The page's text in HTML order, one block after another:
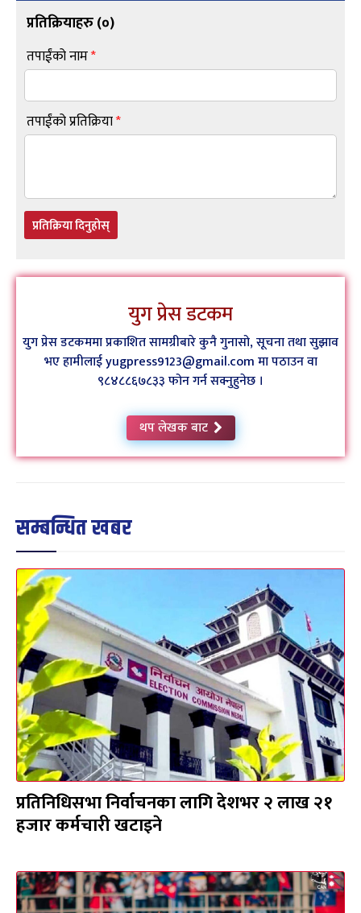
प्रतिक्रियाहरु (०)
तपाईंको नाम*
तपाईंको प्रतिक्रिया*
प्रतिक्रिया दिनुहोस्
युग प्रेस डटकम
युग प्रेस डटकममा प्रकाशित सामग्रीबारे कुनै गुनासो, सूचना तथा सुझाव
भए हामीलाई yugpress9123@gmail.com मा पठाउन वा
९८४८८६७८३३ फोन गर्न सक्नुहुनेछ ।
थप लेखक बाट
सम्बन्धित खबर
प्रतिनिधिसभा निर्वाचनका लागि देशभर २ लाख २१
हजार कर्मचारी खटाइने